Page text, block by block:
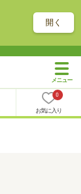
開く
0
お気に入り